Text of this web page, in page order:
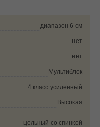
диапазон 6 см
нет
нет
Мультиблок
4 класс усиленный
Высокая
цельный со спинкой